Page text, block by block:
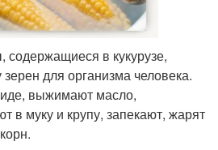
в кукурузе,
для организма человека.
выжимают масло,
в муку и крупу, запекают, жарят